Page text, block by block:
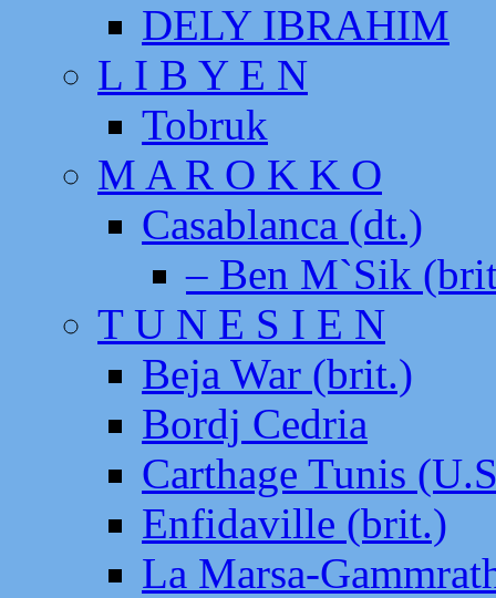
DELY IBRAHIM
L I B Y E N
Tobruk
M A R O K K O
Casablanca (dt.)
– Ben M`Sik
T U N E S I E N
Beja War (brit.)
Bordj Cedria
Carthage Tunis
Enfidaville (brit.)
La Marsa-